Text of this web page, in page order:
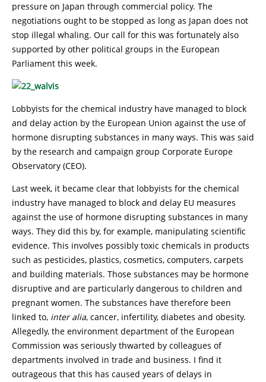
pressure on Japan through commercial policy. The
negotiations ought to be stopped as long as Japan does not
stop illegal whaling. Our call for this was fortunately also
supported by other political groups in the European
Parliament this week.
Lobbyists for the chemical industry have managed to block
and delay action by the European Union against the use of
hormone disrupting substances in many ways. This was said
by the research and campaign group Corporate Europe
Observatory (CEO).
Last week, it became clear that lobbyists for the chemical
industry have managed to block and delay EU measures
against the use of hormone disrupting substances in many
ways. They did this by, for example, manipulating scientific
evidence. This involves possibly toxic chemicals in products
such as pesticides, plastics, cosmetics, computers, carpets
and building materials. Those substances may be hormone
disruptive and are particularly dangerous to children and
pregnant women. The substances have therefore been
linked to, inter alia, cancer, infertility, diabetes and obesity.
Allegedly, the environment department of the European
Commission was seriously thwarted by colleagues of
departments involved in trade and business. I find it
outrageous that this has caused years of delays in